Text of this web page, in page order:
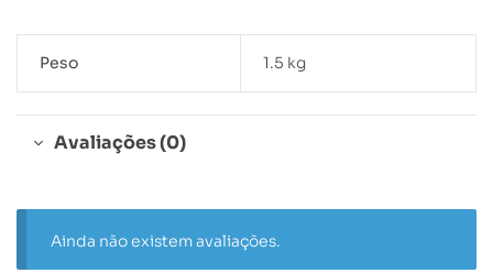
Peso 1.5 kg
Avaliações (0)
Ainda não existem avaliações.